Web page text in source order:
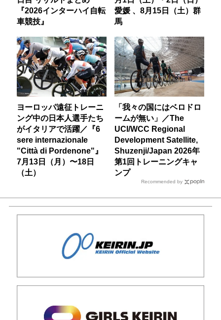
『2026インターハイ自転
車競技』
愛媛 、8月15日（土）群
馬
ヨーロッパ遠征トレーニ
ング中の日本人選手たち
がイタリアで活躍／『6
sere internazionale
"Città di Pordenone"』
7月13日（月）〜18日
（土）
「我々の国にはベロドロ
ームが無い」／The
UCI/WCC Regional
Development Satellite,
Shuzenji/Japan 2026年
第1回トレーニングキャ
ンプ
Recommended by